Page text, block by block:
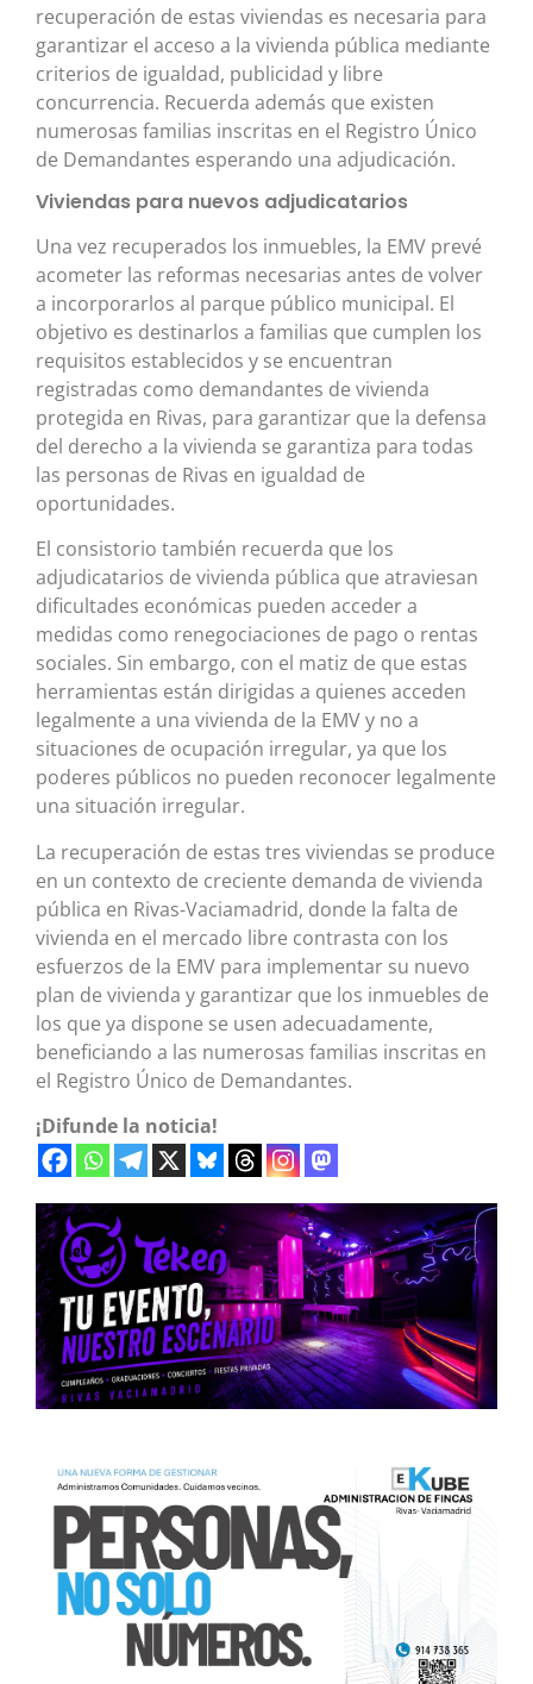
recuperación de estas viviendas es necesaria para
garantizar el acceso a la vivienda pública mediante
criterios de igualdad, publicidad y libre
concurrencia. Recuerda además que existen
numerosas familias inscritas en el Registro Único
de Demandantes esperando una adjudicación.
Viviendas para nuevos adjudicatarios
Una vez recuperados los inmuebles, la EMV prevé
acometer las reformas necesarias antes de volver
a incorporarlos al parque público municipal. El
objetivo es destinarlos a familias que cumplen los
requisitos establecidos y se encuentran
registradas como demandantes de vivienda
protegida en Rivas, para garantizar que la defensa
del derecho a la vivienda se garantiza para todas
las personas de Rivas en igualdad de
oportunidades.
El consistorio también recuerda que los
adjudicatarios de vivienda pública que atraviesan
dificultades económicas pueden acceder a
medidas como renegociaciones de pago o rentas
sociales. Sin embargo, con el matiz de que estas
herramientas están dirigidas a quienes acceden
legalmente a una vivienda de la EMV y no a
situaciones de ocupación irregular, ya que los
poderes públicos no pueden reconocer legalmente
una situación irregular.
La recuperación de estas tres viviendas se produce
en un contexto de creciente demanda de vivienda
pública en Rivas-Vaciamadrid, donde la falta de
vivienda en el mercado libre contrasta con los
esfuerzos de la EMV para implementar su nuevo
plan de vivienda y garantizar que los inmuebles de
los que ya dispone se usen adecuadamente,
beneficiando a las numerosas familias inscritas en
el Registro Único de Demandantes.
¡Difunde la noticia!